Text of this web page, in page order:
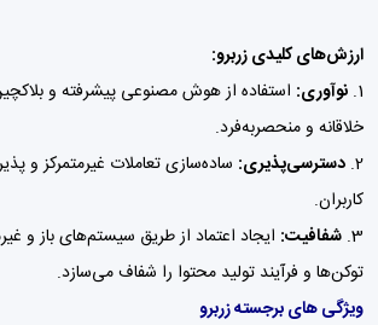
ارزش‌های کلیدی زربرو:
نوآوری: استفاده از هوش مصنوعی پیشرفته و
خلاقانه و منحصربه‌فرد.
دسترسی‌پذیری:
کاربران.
شفافیت: ایجاد اعتماد از طریق سیستم‌های باز و
توکن‌ها و فرآیند تولید محتوا را شفاف می‌سازد.
ویژگی های برجسته زربرو